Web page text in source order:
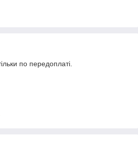
по передоплаті.